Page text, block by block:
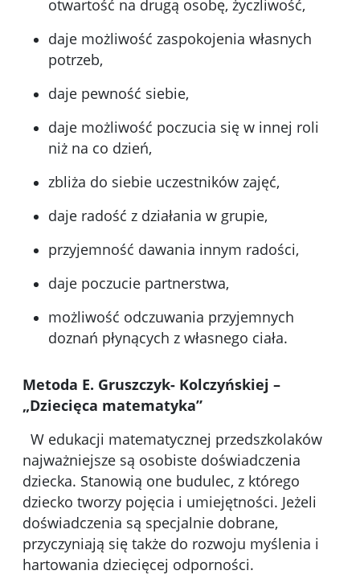
otwartość na drugą osobę, życzliwość,
daje możliwość zaspokojenia własnych
potrzeb,
daje pewność siebie,
daje możliwość poczucia się w innej roli
niż na co dzień,
zbliża do siebie uczestników zajęć,
daje radość z działania w grupie,
przyjemność dawania innym radości,
daje poczucie partnerstwa,
możliwość odczuwania przyjemnych
doznań płynących z własnego ciała.
Metoda E. Gruszczyk- Kolczyńskiej –
„Dziecięca matematyka”
W edukacji matematycznej przedszkolaków
najważniejsze są osobiste doświadczenia
dziecka. Stanowią one budulec, z którego
dziecko tworzy pojęcia i umiejętności. Jeżeli
doświadczenia są specjalnie dobrane,
przyczyniają się także do rozwoju myślenia i
hartowania dziecięcej odporności.